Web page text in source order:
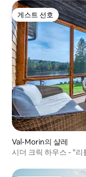
게스트 선호
게스트 선호
Val-Morin의 샬레
시더 크릭 하우스 - "